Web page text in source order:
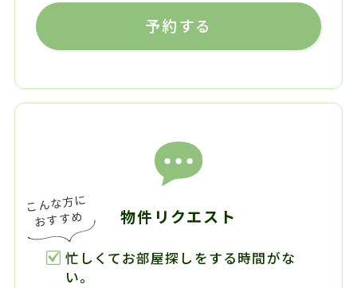
予約する
物件リクエスト
忙しくてお部屋探しをする時間がな
い。